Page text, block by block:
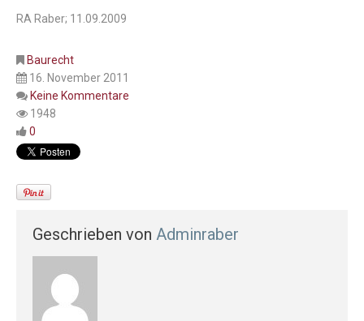
RA Raber; 11.09.2009
Baurecht
16. November 2011
Keine Kommentare
1948
0
Geschrieben von Adminraber